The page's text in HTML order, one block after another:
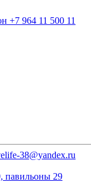
+7 964 11 500 11
38@yandex.ru
павильоны 29